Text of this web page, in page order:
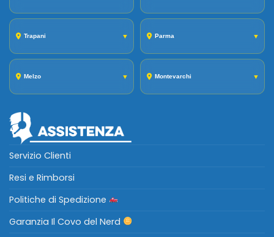
Trapani ▼ Parma ▼
Melzo ▼ Montevarchi ▼
Servizio Clienti
Resi e Rimborsi
Politiche di Spedizione
Garanzia Il Covo del Nerd